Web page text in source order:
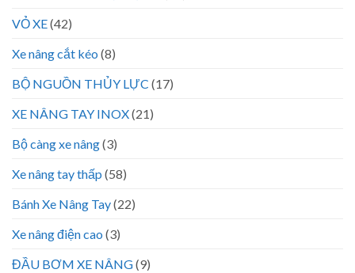
VỎ XE(42)
Xe nâng cắt kéo (8)
BỘ NGUỒN THỦY LỰC (17)
XE NÂNG TAY INOX(21)
Bộ càng xe nâng(3)
Xe nâng tay thấp (58)
Bánh Xe Nâng Tay(22)
Xe nâng điện cao (3)
ĐẦU BƠM XE NÂNG(9)